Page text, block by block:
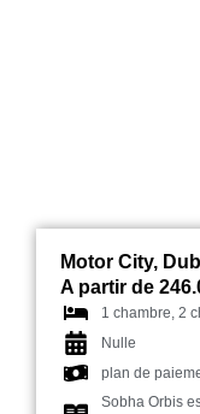
Motor City,
A partir de
1 chambre, 2
Nulle
plan de
Sobha Orbis